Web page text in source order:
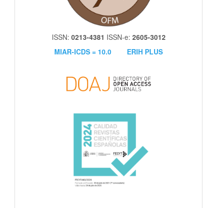
ISSN: 0213-4381 ISSN-e: 2605-3012
MIAR-ICDS = 10.0
ERIH PLUS